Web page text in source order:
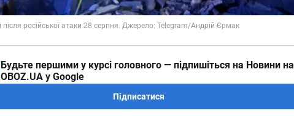
Будьте першими у курсі головного — підпишіться на Новини на
OBOZ.UA у Google
Підписатися